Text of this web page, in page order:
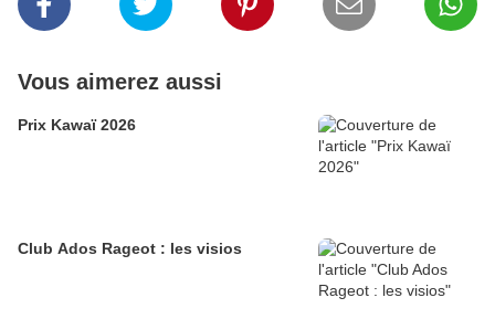
Vous aimerez aussi
Prix Kawaï 2026
Club Ados Rageot : les visios